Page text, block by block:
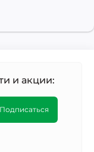
и акции:
Подписаться